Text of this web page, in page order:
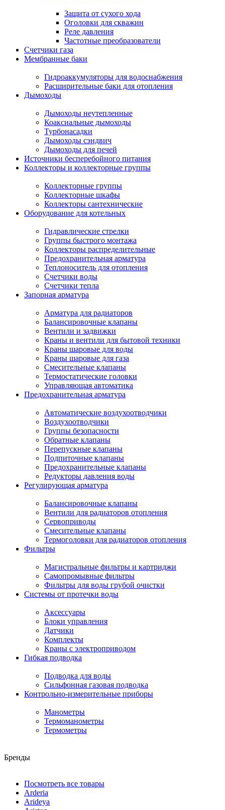
Защита от сухого хода
Оголовки для скважин
Реле давления
Частотные преобразователи
Счетчики газа
Мембранные баки
Гидроаккумуляторы для водоснабжения
Расширительные баки для отопления
Дымоходы
Дымоходы неутепленные
Коаксиальные дымоходы
Турбонасадки
Дымоходы сэндвич
Дымоходы для печей
Источники бесперебойного питания
Коллекторы и коллекторные группы
Коллекторные группы
Коллекторные шкафы
Коллекторы сантехнические
Оборудование для котельных
Гидравлические стрелки
Группы быстрого монтажа
Коллекторы распределительные
Предохранительная арматура
Теплоноситель для отопления
Счетчики воды
Счетчики тепла
Запорная арматура
Арматура для радиаторов
Балансировочные клапаны
Вентили и задвижки
Краны и вентили для бытовой техники
Краны шаровые для воды
Краны шаровые для газа
Смесительные клапаны
Термостатические головки
Управляющая автоматика
Предохранительная арматура
Автоматические воздухоотводчики
Воздухоотводчики
Группы безопасности
Обратные клапаны
Перепускные клапаны
Подпиточные клапаны
Предохранительные клапаны
Редукторы давления воды
Регулирующая арматура
Балансировочные клапаны
Вентили для радиаторов отопления
Сервоприводы
Смесительные клапаны
Термоголовки для радиаторов отопления
Фильтры
Магистральные фильтры и картриджи
Самопромывные фильтры
Фильтры для воды грубой очистки
Системы от протечки воды
Аксессуары
Блоки управления
Датчики
Комплекты
Краны с электроприводом
Гибкая подводка
Подводка для воды
Сильфонная газовая подводка
Контрольно-измерительные приборы
Манометры
Термоманометры
Термометры
Бренды
Посмотреть все товары
Arderia
Arideya